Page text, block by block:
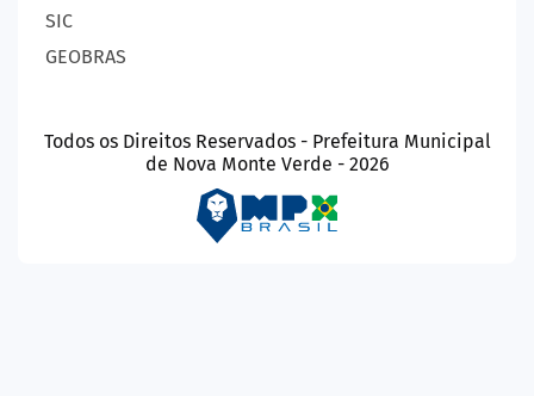
SIC
GEOBRAS
Todos os Direitos Reservados - Prefeitura Municipal
de Nova Monte Verde - 2026